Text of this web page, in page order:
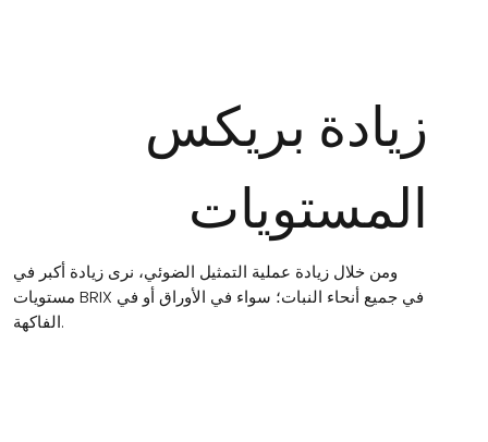
زيادة بريكس
المستويات
ومن خلال زيادة عملية التمثيل الضوئي، نرى زيادة أكبر في
مستويات BRIX في جميع أنحاء النبات؛ سواء في الأوراق أو في
الفاكهة.